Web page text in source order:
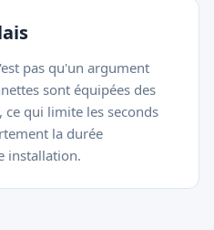
pas qu'un argument
sont équipées des
ce qui limite les seconds
la durée
installation.